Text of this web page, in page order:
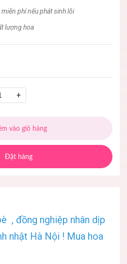
phí nếu phát sinh lỗi
lượng hoa
+
vào giỏ hàng
Đặt hàng
, đồng nghiệp nhân dịp
nhật Hà Nội ! Mua hoa